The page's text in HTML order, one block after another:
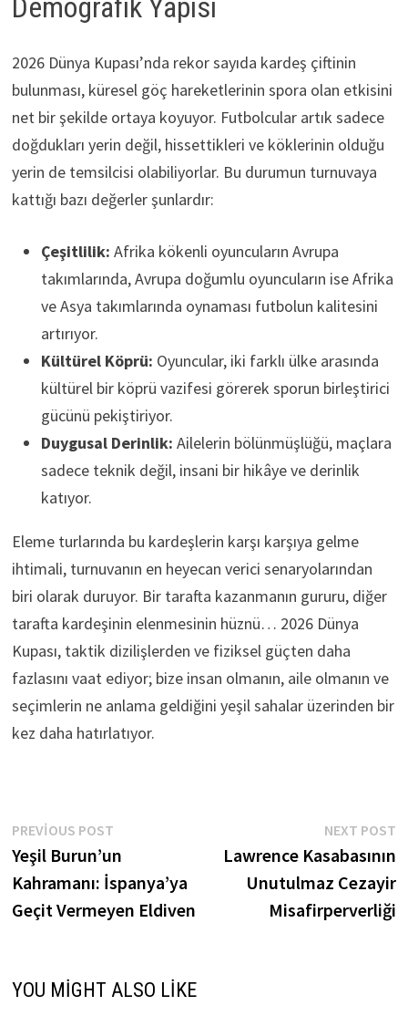
Demografik Yapısı
2026 Dünya Kupası’nda rekor sayıda kardeş çiftinin
bulunması, küresel göç hareketlerinin spora olan etkisini
net bir şekilde ortaya koyuyor. Futbolcular artık sadece
doğdukları yerin değil, hissettikleri ve köklerinin olduğu
yerin de temsilcisi olabiliyorlar. Bu durumun turnuvaya
kattığı bazı değerler şunlardır:
Çeşitlilik: Afrika kökenli oyuncuların Avrupa
takımlarında, Avrupa doğumlu oyuncuların ise Afrika
ve Asya takımlarında oynaması futbolun kalitesini
artırıyor.
Kültürel Köprü: Oyuncular, iki farklı ülke arasında
kültürel bir köprü vazifesi görerek sporun birleştirici
gücünü pekiştiriyor.
Duygusal Derinlik: Ailelerin bölünmüşlüğü, maçlara
sadece teknik değil, insani bir hikâye ve derinlik
katıyor.
Eleme turlarında bu kardeşlerin karşı karşıya gelme
ihtimali, turnuvanın en heyecan verici senaryolarından
biri olarak duruyor. Bir tarafta kazanmanın gururu, diğer
tarafta kardeşinin elenmesinin hüznü… 2026 Dünya
Kupası, taktik dizilişlerden ve fiziksel güçten daha
fazlasını vaat ediyor; bize insan olmanın, aile olmanın ve
seçimlerin ne anlama geldiğini yeşil sahalar üzerinden bir
kez daha hatırlatıyor.
Yazı
gezinmesi
PREVIOUS POSTPrevious
post:
Yeşil Burun’un
Kahramanı: İspanya’ya
Geçit Vermeyen Eldiven
NEXT POST
Lawrence Kasabasının
Unutulmaz Cezayir
Misafirperverliği
YOU MIGHT ALSO LIKE